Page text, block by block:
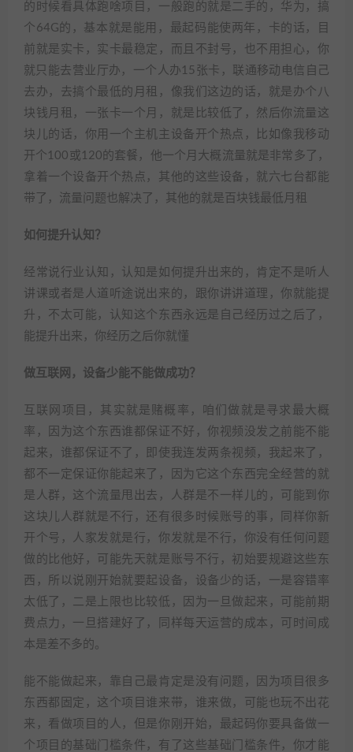
的时候看具体跑啥项目，一般跑的就是二手的，华为，搞
个64G的，基本就是能用，最起码能使两年，卡的话，目
前就是实卡，实卡最稳定，而且不封号，也不用担心，你
就只能去营业厅办，一个人办15张卡，联通移动电信自己
去办，去搞个最低的月租，像我们这边的话，就是办个八
块钱月租，一张卡一个月，就是比较低了，然后你流量这
块儿的话，你用一个主机主设备开个热点，比如像我移动
开个100或120的套餐，他一个月大概流量就是非常多了，
拿着一个设备开个热点，其他的这些设备，就六七台都能
带了，流量问题也解决了，其他的就是百块钱最低月租
如何提升认知？
经常说行业认知，认知是如何提升出来的，肯定不是听人
讲课或者是人道听途说出来的，跟你讲讲道理，你就能提
升，不太可能，认知这个东西永远是自己经历过之后了，
能提升出来，你经历之后你就懂
做互联网，设备少能不能做成功？
互联网项目，其实就是赌概率，咱们做就是寻求最大概
率，因为这个东西谁都保证不好，你视频没发之前能不能
起来，谁都保证不了，即使我连发两条视频，我起来了，
都不一定保证你能起来了，因为它这个东西完全经营的就
是人群，这个流量甩出去，人群是不一样儿的，可能到你
这块儿人群就是不行，还有很多时候账号的事，同样你新
开个号，人家发就是行，你发就是不行，你没有任何问题
做的比他好，可能先天就是账号不行，初始要规避这些东
西，所以说刚开始就要起设备，设备少的话，一是容错率
太低了，二是上限也比较低，因为一旦做起来，可能前期
费点力，一旦搭建好了，同样每天运营的成本，可时间成
本是差不多的。
能不能做起来，靠自己最肯定是没有问题，因为项目很多
东西都固定，这个项目谁来带，谁来做，可能也玩不出花
来，看做项目的人，但是你刚开始，最起码你要具备做一
个项目的基础门槛条件，有了这些基础门槛条件，你才能